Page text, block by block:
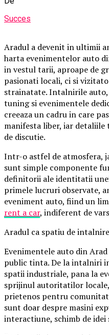
Succes
Aradul a devenit in ultimii
harta evenimentelor auto
in vestul tarii, aproape de
pasionati locali, ci si
strainatate. Intalnirile
tuning si evenimentele
creeaza un cadru in care
manifesta liber, iar detaliile
de discutie.
Intr-o astfel de atmosfera,
sunt simple componente
definitorii ale identitatii
primele lucruri observate,
eveniment auto, fiind un
rent a car, indiferent de
Aradul ca spatiu de
Evenimentele auto din
public tinta. De la intalniri
spatii industriale, pana la
sprijinul autoritatilor
prietenos pentru
sunt doar despre masini
interactiune, schimb de